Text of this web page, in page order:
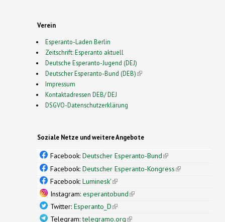
Verein
Esperanto-Laden Berlin
Zeitschrift: Esperanto aktuell
Deutsche Esperanto-Jugend (DEJ)
Deutscher Esperanto-Bund (DEB)(link is external)
Impressum
Kontaktadressen DEB/ DEJ
DSGVO-Datenschutzerklärung
Soziale Netze und weitere Angebote
Facebook: Deutscher Esperanto-Bund(link is
external)
Facebook: Deutscher Esperanto-Kongress(link is
Facebook: Luminesk'(link is external)
Instagram: esperantobund(link is external)
Twitter: Esperanto_D(link is external)
Telegram:telegramo.org(link is external)